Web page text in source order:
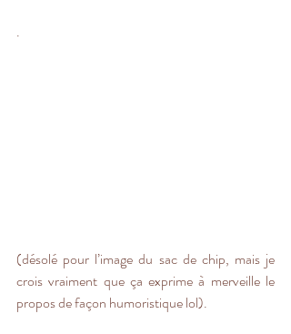
.
(désolé pour l’image du sac de chip, mais je
crois vraiment que ça exprime à merveille le
propos de façon humoristique lol).